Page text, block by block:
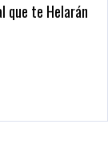
que te Helarán
está disponible